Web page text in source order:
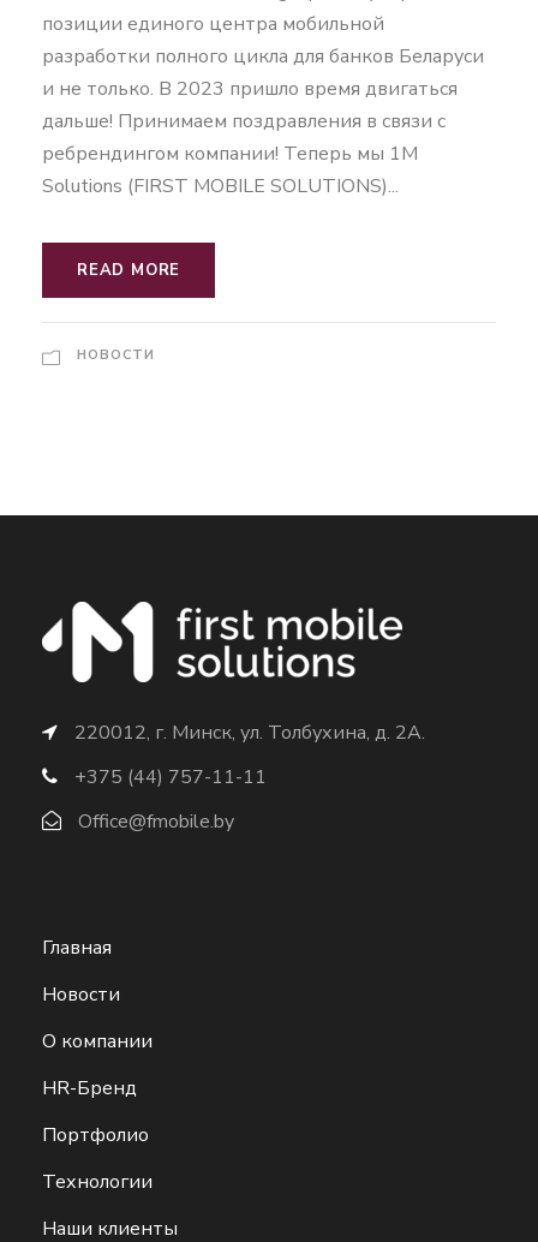
позиции единого центра мобильной
разработки полного цикла для банков Беларуси
и не только. В 2023 пришло время двигаться
дальше! Принимаем поздравления в связи с
ребрендингом компании! Теперь мы 1M
Solutions (FIRST MOBILE SOLUTIONS)...
READ MORE
НОВОСТИ
220012, г. Минск, ул. Толбухина, д. 2А.
+375 (44) 757-11-11
Office@fmobile.by
Главная
Новости
О компании
HR-Бренд
Портфолио
Технологии
Наши клиенты